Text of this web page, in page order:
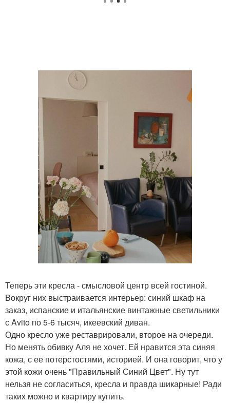
Теперь эти кресла - смысловой центр всей гостиной.
Вокруг них выстраивается интерьер: синий шкаф на
заказ, испанские и итальянские винтажные светильники
с Avito по 5-6 тысяч, икеевский диван.
Одно кресло уже реставрировали, второе на очереди.
Но менять обивку Аля не хочет. Ей нравится эта синяя
кожа, с ее потерстостями, историей. И она говорит, что у
этой кожи очень "Правильный Синий Цвет". Ну тут
нельзя не согласиться, кресла и правда шикарные! Ради
таких можно и квартиру купить.